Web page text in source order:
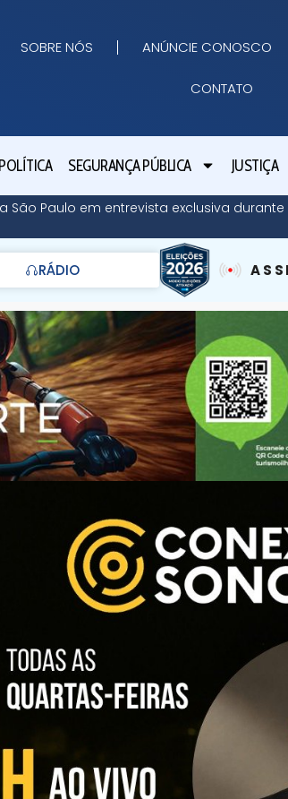
SOBRE NÓS ANÚNCIE CONOSCO
CONTATO
POLÍTICA SEGURANÇA PÚBLICA JUSTIÇA
São Paulo em entrevista exclusiva
RÁDIO